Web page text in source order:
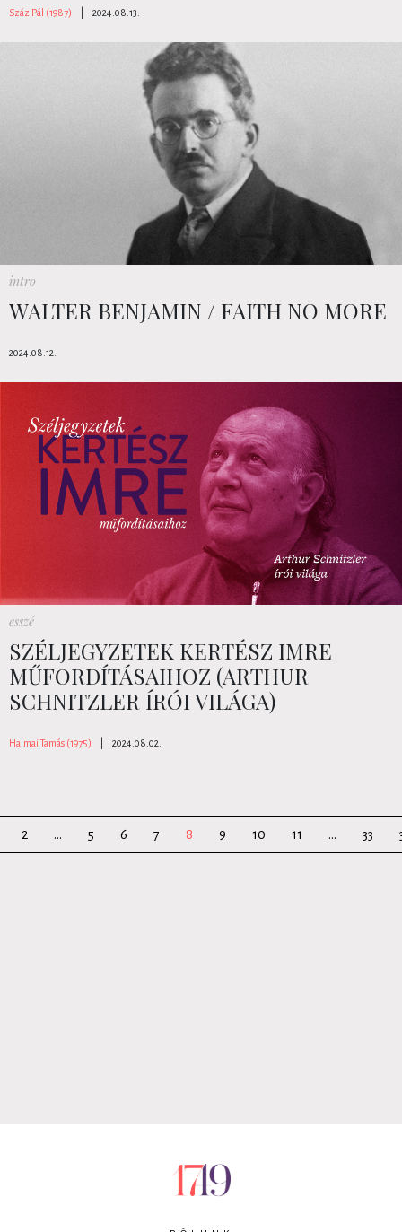
Száz Pál (1987) 2024.08.13.
intro
WALTER BENJAMIN / FAITH NO MORE
2024.08.12.
esszé
SZÉLJEGYZETEK KERTÉSZ IMRE
MŰFORDÍTÁSAIHOZ (ARTHUR
SCHNITZLER ÍRÓI VILÁGA)
Halmai Tamás (1975) 2024.08.02.
2 ... 5 6 7 8 9 10 11 ... 33